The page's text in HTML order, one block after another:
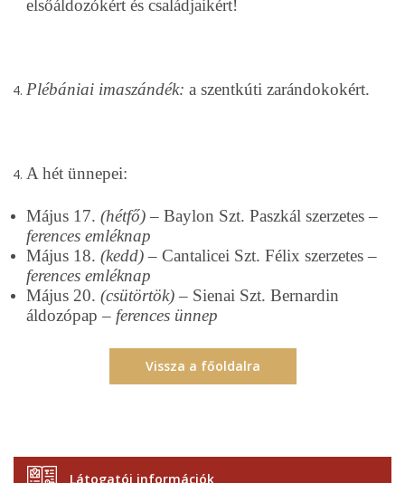
elsőáldozókért és családjaikért!
Plébániai imaszándék: a szentkúti zarándokokért.
A hét ünnepei:
Május 17. (hétfő) – Baylon Szt. Paszkál szerzetes –
ferences emléknap
Május 18. (kedd) – Cantalicei Szt. Félix szerzetes –
ferences emléknap
Május 20. (csütörtök) – Sienai Szt. Bernardin
áldozópap – ferences ünnep
Vissza a főoldalra
Látogatói információk